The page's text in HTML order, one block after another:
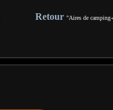
Retour "Aires de camping-